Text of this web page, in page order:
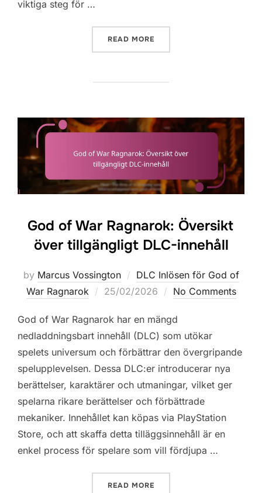
viktiga steg för …
READ MORE
God of War Ragnarok: Översikt
över tillgängligt DLC-innehåll
by Marcus Vossington
DLC Inlösen för God of
War Ragnarok
Posted
25/02/2026 No Comments
God of War Ragnarok har en mängd
nedladdningsbart innehåll (DLC) som utökar
spelets universum och förbättrar den övergripande
spelupplevelsen. Dessa DLC:er introducerar nya
berättelser, karaktärer och utmaningar, vilket ger
spelarna rikare berättelser och förbättrade
mekaniker. Innehållet kan köpas via PlayStation
Store, och att skaffa detta tilläggsinnehåll är en
enkel process för spelare som vill fördjupa …
READ MORE